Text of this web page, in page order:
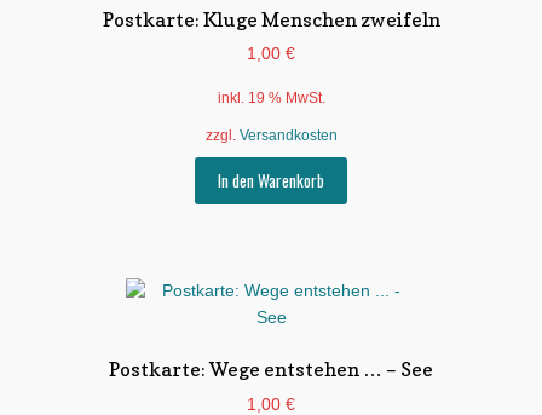
Postkarte: Kluge Menschen zweifeln
1,00 €
inkl. 19 % MwSt.
zzgl. Versandkosten
In den Warenkorb
Postkarte: Wege entstehen … – See
1,00 €